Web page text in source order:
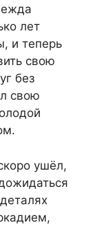
лет
и теперь
свою
без
свою
ушёл,